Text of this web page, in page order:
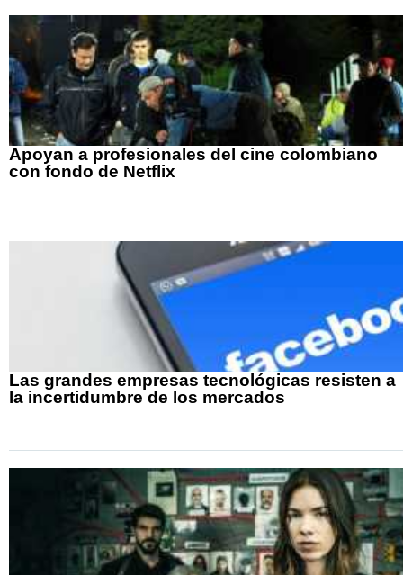
Apoyan a profesionales del cine colombiano
con fondo de Netflix
Las grandes empresas tecnológicas resisten a
la incertidumbre de los mercados